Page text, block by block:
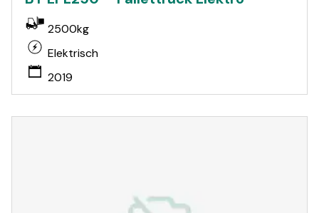
2500kg
Elektrisch
2019